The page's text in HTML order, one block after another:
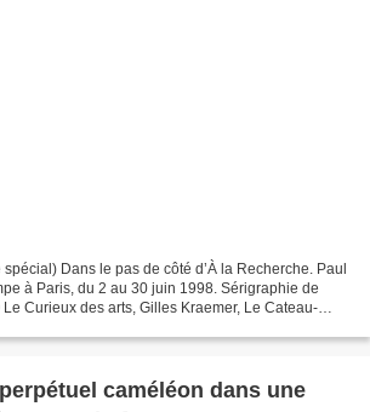
Dans le pas de côté d’À la Recherche. Paul
à Paris, du 2 au 30 juin 1998. Sérigraphie de
Curieux des arts, Gilles Kraemer, Le Cateau-
caméléon dans une